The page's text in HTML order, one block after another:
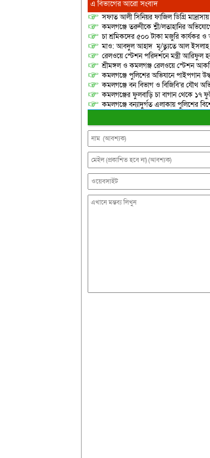
এ বিভাগের আরো সংবাদ
সফাত আলী সিনিয়র ফাজিল ডিগ্রি
কমলগঞ্জে তরুণীকে শ্লী/লতাহানির
চা শ্রমিকদের ৫০০ টাকা মজুরি কার্যকর ও
মাও: আবদুল আহাদ মৃ/ত্যুতে আল ইসলাহ
রেলওয়ে স্টেশন পরিদর্শনে মন্ত্রী আরিফুল
শ্রীমঙ্গল ও কমলগঞ্জ রেলওয়ে স্টেশন
কমলগঞ্জে পুলিশের অভিযানে পাইপগান
কমলগঞ্জে বন বিভাগ ও বিজিবি’র যৌথ
কমলগঞ্জের ফুলবাড়ি চা বাগান থেকে ১৭
কমলগঞ্জে বন্যাদুর্গত এলাকায় পুলিশের